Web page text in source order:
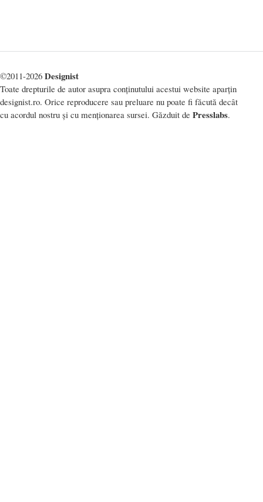
©2011-2026 Designist
Toate drepturile de autor asupra conținutului acestui website aparțin
designist.ro. Orice reproducere sau preluare nu poate fi făcută decât
cu acordul nostru și cu menționarea sursei. Găzduit de Presslabs.